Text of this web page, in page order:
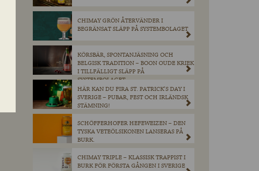
CHIMAY GRÖN ÅTERVÄNDER I
BEGRÄNSAT SLÄPP PÅ SYSTEMBOLAGET
KÖRSBÄR, SPONTANJÄSNING OCH
BELGISK TRADITION – BOON OUDE KRIEK
I TILLFÄLLIGT SLÄPP PÅ
SYSTEMBOLAGET.
HÄR KAN DU FIRA ST. PATRICK’S DAY I
SVERIGE – PUBAR, FEST OCH IRLÄNDSK
STÄMNING!
SCHÖFFERHOFER HEFEWEIZEN – DEN
TYSKA VETEÖLSIKONEN LANSERAS PÅ
BURK.
CHIMAY TRIPLE – KLASSISK TRAPPIST I
BURK FÖR FÖRSTA GÅNGEN I SVERIGE